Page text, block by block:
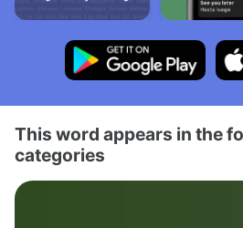
This word appears in the
categories